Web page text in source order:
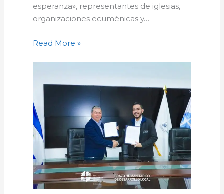
esperanza», representantes de iglesias,
organizaciones ecuménicas y…
Read More »